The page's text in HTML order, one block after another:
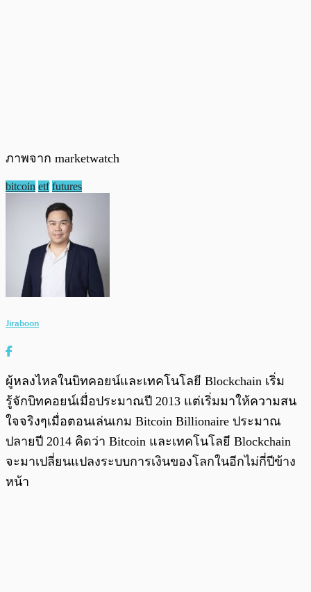
ภาพจาก marketwatch
bitcoin etf futures
Jiraboon
ผู้หลงไหลในบิทคอยน์และเทคโนโลยี Blockchain เริ่ม
รู้จักบิทคอยน์เมื่อประมาณปี 2013 แต่เริ่มมาให้ความสน
ใจจริงๆเมื่อตอนเล่นเกม Bitcoin Billionaire ประมาณ
ปลายปี 2014 คิดว่า Bitcoin และเทคโนโลยี Blockchain
จะมาเปลี่ยนแปลงระบบการเงินของโลกในอีกไม่กี่ปีข้าง
หน้า